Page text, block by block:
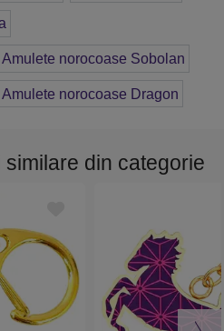
norocoase Sobolan
norocoase Dragon
din categorie